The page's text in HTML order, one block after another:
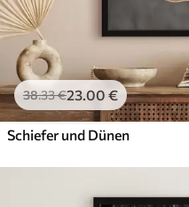
38.33€23.00 €
Schiefer und Dünen